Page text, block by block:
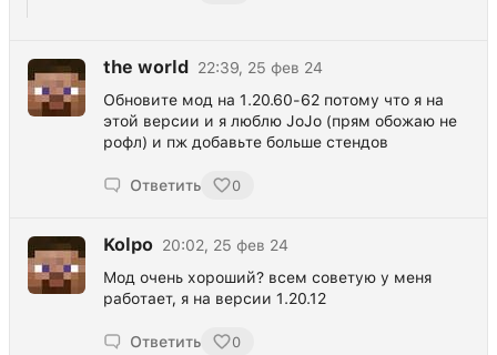
the world
22:39, 25 фев 24
Обновите мод на 1.20.60-62 потому что я на
этой версии и я люблю JoJo (прям обожаю не
рофл) и пж добавьте больше стендов
Ответить 0
Kolpo 20:02, 25 фев 24
Мод очень хороший? всем советую у меня
работает, я на версии 1.20.12
Ответить 0